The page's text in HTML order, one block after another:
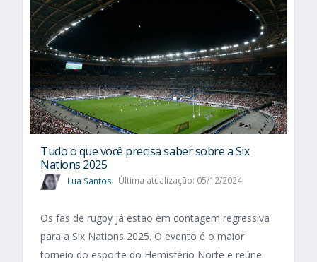
Tudo o que você precisa saber sobre a Six
Nations 2025​
Lua Santos Última atualização: 05/12/2024
Os fãs de rugby já estão em contagem regressiva
para a Six Nations 2025. O evento é o maior
torneio do esporte do Hemisfério Norte e reúne